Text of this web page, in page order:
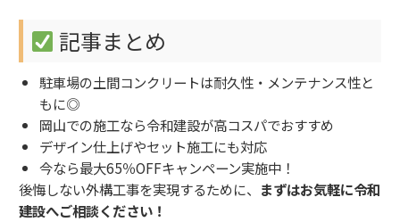
記事まとめ
駐車場の土間コンクリートは耐久性・メンテナンス性と
もに◎
岡山での施工なら令和建設が高コスパでおすすめ
デザイン仕上げやセット施工にも対応
今なら最大65％OFFキャンペーン実施中！
後悔しない外構工事を実現するために、 まずはお気軽に令和
建設へご相談ください！